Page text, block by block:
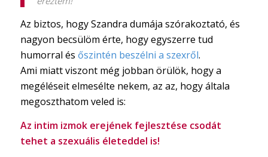
Az biztos, hogy Szandra dumája szórakoztató, és
nagyon becsülöm érte, hogy egyszerre tud
humorral és őszintén beszélni a szexről.
Ami miatt viszont még jobban örülök, hogy a
megéléseit elmesélte nekem, az az, hogy általa
megoszthatom veled is:
Az intim izmok erejének fejlesztése csodát
tehet a szexuális életeddel is!